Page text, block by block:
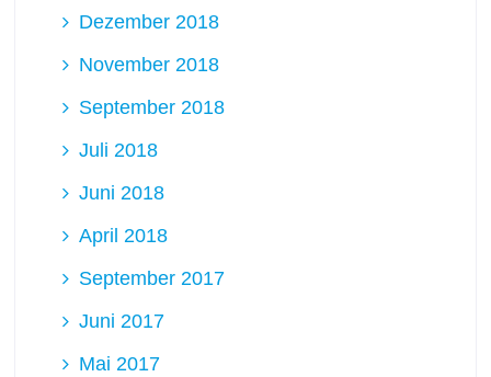
Dezember 2018
November 2018
September 2018
Juli 2018
Juni 2018
April 2018
September 2017
Juni 2017
Mai 2017